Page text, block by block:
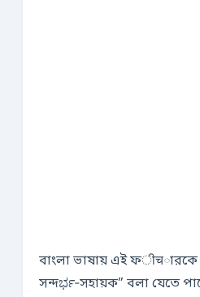
বাংলা ভাষায় এই ফीचারকে
সন্দರ್ಭ‑সহায়ক” বলা যেতে